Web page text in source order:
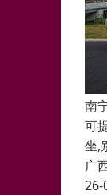
南
可
坐,
广
26-